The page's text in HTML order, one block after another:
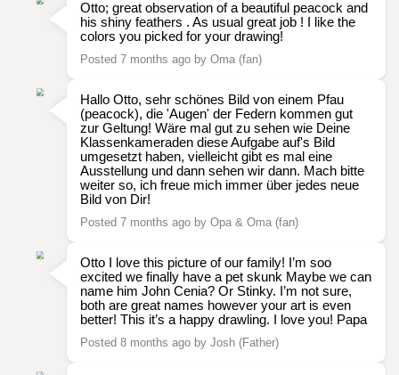
Otto; great observation of a beautiful peacock and
his shiny feathers . As usual great job ! I like the
colors you picked for your drawing!
Posted 7 months ago by Oma (fan)
Hallo Otto, sehr schönes Bild von einem Pfau
(peacock), die 'Augen' der Federn kommen gut
zur Geltung! Wäre mal gut zu sehen wie Deine
Klassenkameraden diese Aufgabe auf's Bild
umgesetzt haben, vielleicht gibt es mal eine
Ausstellung und dann sehen wir dann. Mach bitte
weiter so, ich freue mich immer über jedes neue
Bild von Dir!
Posted 7 months ago by Opa & Oma (fan)
Otto I love this picture of our family! I’m soo
excited we finally have a pet skunk Maybe we can
name him John Cenia? Or Stinky. I’m not sure,
both are great names however your art is even
better! This it’s a happy drawling. I love you! Papa
Posted 8 months ago by Josh (Father)